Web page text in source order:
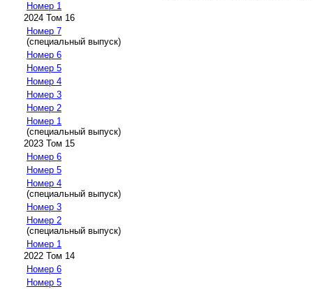
Номер 1
2024 Том 16
Номер 7
(специальный выпуск)
Номер 6
Номер 5
Номер 4
Номер 3
Номер 2
Номер 1
(специальный выпуск)
2023 Том 15
Номер 6
Номер 5
Номер 4
(специальный выпуск)
Номер 3
Номер 2
(специальный выпуск)
Номер 1
2022 Том 14
Номер 6
Номер 5